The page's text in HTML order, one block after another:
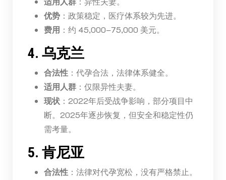
优势：政策稳定，医疗体系较为先进。
费用 ：约 45,000–75,000 美元。
4. 乌克兰
合法性：代孕合法，法律体系健全。
适用人群：仅限异性夫妻。
现状：2022年后受战争影响，部分项目中
断。2025年逐步恢复，但安全和稳定性仍
需考量。
5. 肯尼亚
合法性：法律对代孕宽松，没有严格禁止。